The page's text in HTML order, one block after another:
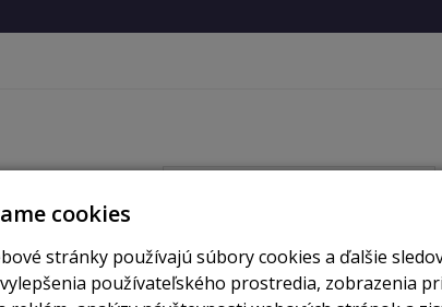
auth_login
cookies
stránky používajú súbory cookies a ďalšie
používateľského prostredia, zobrazenia